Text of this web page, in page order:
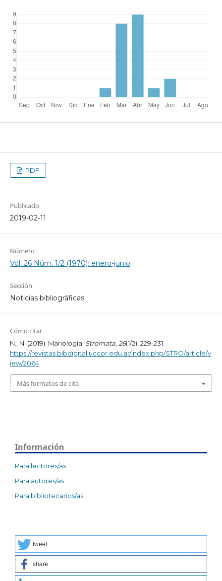
PDF
Publicado
2019-02-11
Número
Vol. 26 Núm. 1/2 (1970): enero-junio
Sección
Noticias bibliográficas
Cómo citar
N., N. (2019). Mariología. Stromata,26(1/2), 229-231.
https://revistas.bibdigital.uccor.edu.ar/index.php/STRO/article/v
iew/2064
Más formatos de cita
Información
Para lectores/as
Para autores/as
Para bibliotecarios/as
tweet
share